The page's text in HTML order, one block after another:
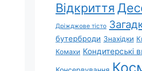
Відкриття
Дріжджове тісто
бутерброди Знахідки
Комахи Кондитерські